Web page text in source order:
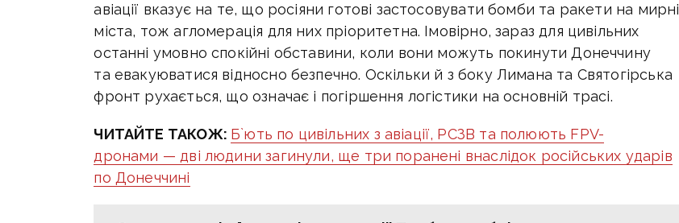
авіації вказує на те, що росіяни готові застосовувати бомби та ракети на мирні
міста, тож агломерація для них пріоритетна. Імовірно, зараз для цивільних
останні умовно спокійні обставини, коли вони можуть покинути Донеччину
та евакуюватися відносно безпечно. Оскільки й з боку Лимана та Святогірська
фронт рухається, що означає і погіршення логістики на основній трасі.
ЧИТАЙТЕ ТАКОЖ: Б`ють по цивільних з авіації, РСЗВ та полюють FPV-
дронами — дві людини загинули, ще три поранені внаслідок російських ударів
по Донеччині